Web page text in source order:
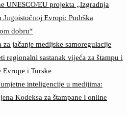
UNESCO/EU projekta „Izgradnja
Jugoistočnoj Evropi: Podrška
dobru“
za jačanje medijske samoregulacije
regionalni sastanak vijeća za štampu i
Evrope i Turske
inteligencije u medijima:
Kodeksa za štampane i online